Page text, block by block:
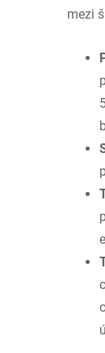
mezi